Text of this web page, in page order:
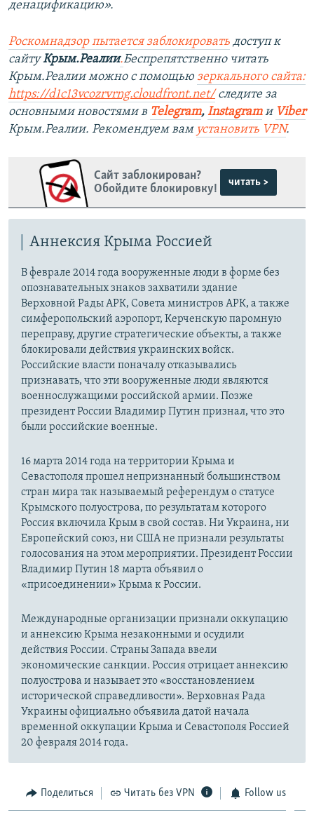
денацификацию».
Роскомнадзор пытается заблокировать доступ к
сайтуКрым.Реалии.Беспрепятственно читать
Крым.Реалии можно с помощью зеркального сайта:
https://d1c13vcozrvrng.cloudfront.net/следите за
основными новостями в Telegram, Instagramи Viber
Крым.Реалии. Рекомендуем вам установить VPN.
Сайт заблокирован?
Обойдите блокировку!
читать >
Аннексия Крыма Россией
В феврале 2014 года вооруженные люди в форме без
опознавательных знаков захватили здание
Верховной Рады АРК, Совета министров АРК, а также
симферопольский аэропорт, Керченскую паромную
переправу, другие стратегические объекты, а также
блокировали действия украинских войск.
Российские власти поначалу отказывались
признавать, что эти вооруженные люди являются
военнослужащими российской армии. Позже
президент России Владимир Путин признал, что это
были российские военные.
16 марта 2014 года на территории Крыма и
Севастополя прошел непризнанный большинством
стран мира так называемый референдум о статусе
Крымского полуострова, по результатам которого
Россия включила Крым в свой состав. Ни Украина, ни
Европейский союз, ни США не признали результаты
голосования на этом мероприятии. Президент России
Владимир Путин 18 марта объявил о
«присоединении» Крыма к России.
Международные организации признали оккупацию
и аннексию Крыма незаконными и осудили
действия России. Страны Запада ввели
экономические санкции. Россия отрицает аннексию
полуострова и называет это «восстановлением
исторической справедливости». Верховная Рада
Украины официально объявила датой начала
временной оккупации Крыма и Севастополя Россией
20 февраля 2014 года.
Поделиться Читать без VPN Follow us